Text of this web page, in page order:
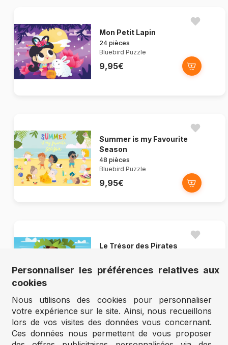
Mon Petit Lapin
24 pièces
Bluebird Puzzle
9,95€
Summer is my Favourite
Season
48 pièces
Bluebird Puzzle
9,95€
Le Trésor des Pirates
Bluebird Puzzle
Personnaliser les préférences relatives aux
cookies
Nous utilisons des cookies pour personnaliser
votre expérience sur le site. Ainsi, nous recueillons
lors de vos visites des données vous concernant.
Ces données nous permettent de vous proposer